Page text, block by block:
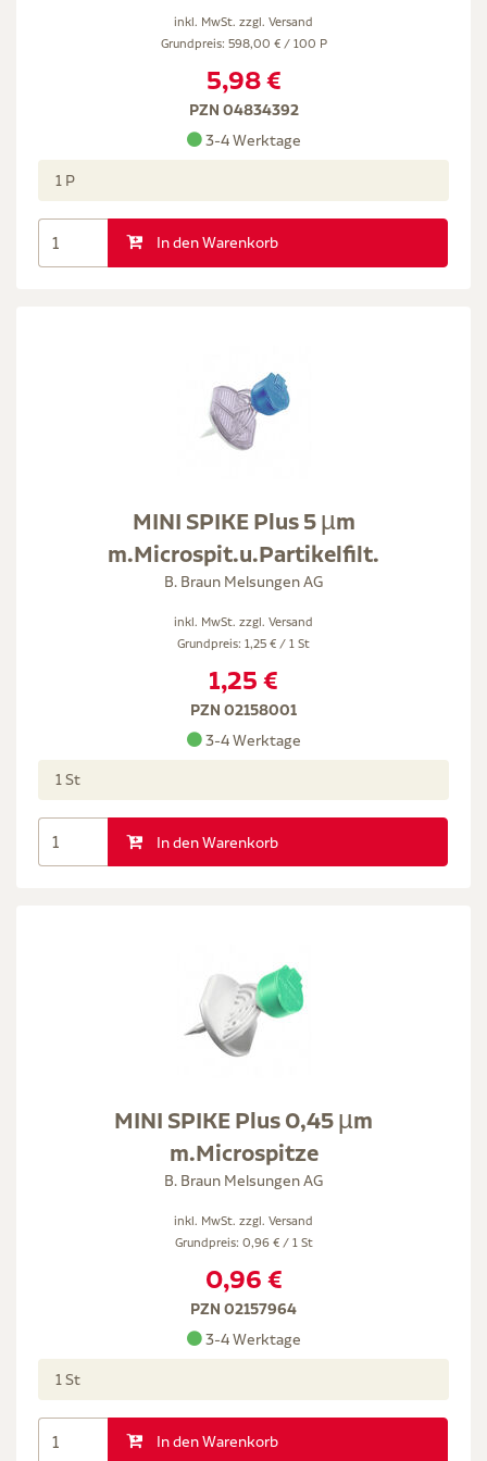
inkl. MwSt. zzgl. Versand
Grundpreis: 598,00 € / 100 P
5,98 €
PZN 04834392
3-4 Werktage
1 P
In den Warenkorb
MINI SPIKE Plus 5 µm
m.Microspit.u.Partikelfilt.
B. Braun Melsungen AG
inkl. MwSt. zzgl. Versand
Grundpreis: 1,25 € / 1 St
1,25 €
PZN 02158001
3-4 Werktage
1 St
In den Warenkorb
MINI SPIKE Plus 0,45 µm
m.Microspitze
B. Braun Melsungen AG
inkl. MwSt. zzgl. Versand
Grundpreis: 0,96 € / 1 St
0,96 €
PZN 02157964
3-4 Werktage
1 St
In den Warenkorb